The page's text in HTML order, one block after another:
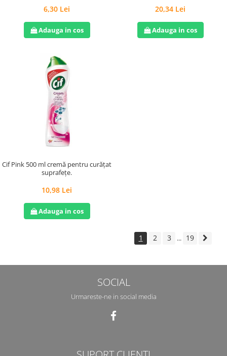
6,30 Lei
Adauga in cos
20,34 Lei
Adauga in cos
Cif Pink 500 ml cremă pentru curățat
suprafețe.
10,98 Lei
Adauga in cos
1 2 3 ... 19
SOCIAL
Urmareste-ne in social media